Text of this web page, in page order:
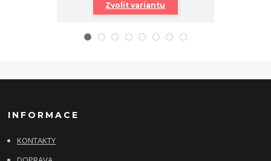
Zvolit variantu
INFORMACE
KONTAKTY